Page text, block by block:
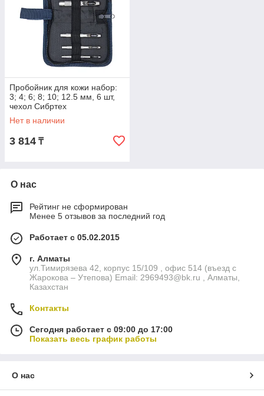
Пробойник для кожи набор:
3; 4; 6; 8; 10; 12.5 мм, 6 шт,
чехол Сибртех
Нет в наличии
3 814 ₸
О нас
Рейтинг не сформирован
Менее 5 отзывов за последний год
Работает с 05.02.2015
г. Алматы
ул.Тимирязева 42, корпус 15/109 , офис 514 (въезд с
Жарокова – Утепова) Email: 2969493@bk.ru , Алматы,
Казахстан
Контакты
Сегодня работает с 09:00 до 17:00
Показать весь график работы
О нас